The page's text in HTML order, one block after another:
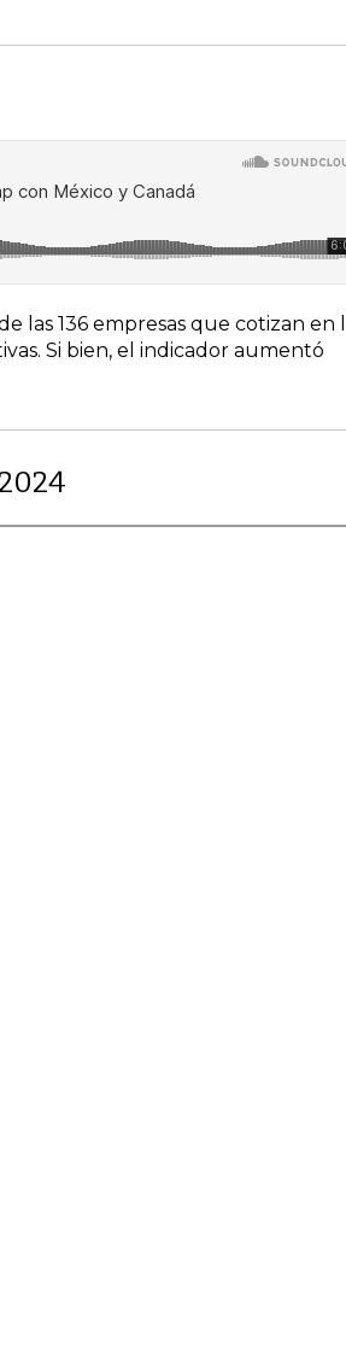
las 136 empresas que cotizan en
Si bien, el indicador aumentó